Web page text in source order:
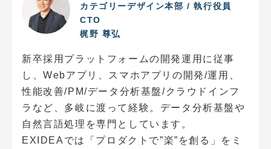
カテゴリーデザイン本部 / 執行役員
CTO
梶野 尊弘
新卒採用プラットフォームの開発運用に従事
し、Webアプリ、スマホアプリの開発/運用、
性能改善/PM/データ分析基盤/クラウドインフ
ラなど、多岐に渡って経験。データ分析基盤や
自然言語処理を専門としています。
EXIDEAでは「プロダクトで”楽”を創る」をミ